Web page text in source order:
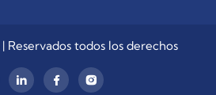
todos los derechos